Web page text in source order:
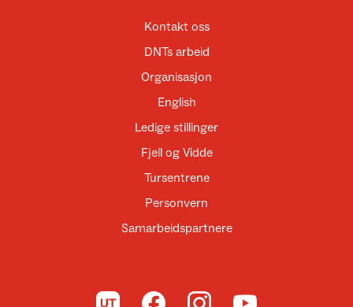
Kontakt oss
DNTs arbeid
Organisasjon
English
Ledige stillinger
Fjell og Vidde
Tursentrene
Personvern
Samarbeidspartnere
Til UT.no Til DNT på Facebook
Til DNT på Instagram
Til DNT på YouTube